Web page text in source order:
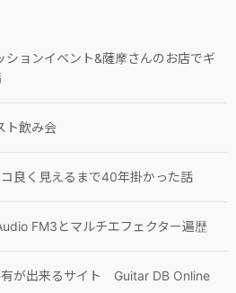
ションイベント&薩摩さんのお店でギ
ト飲み会
良く見えるまで40年掛かった話
FM3とマルチエフェクター遍歴
が出来るサイト Guitar DB Online